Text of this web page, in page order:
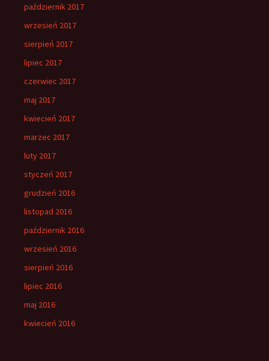
październik 2017
wrzesień 2017
sierpień 2017
lipiec 2017
czerwiec 2017
maj 2017
kwiecień 2017
marzec 2017
luty 2017
styczeń 2017
grudzień 2016
listopad 2016
październik 2016
wrzesień 2016
sierpień 2016
lipiec 2016
maj 2016
kwiecień 2016